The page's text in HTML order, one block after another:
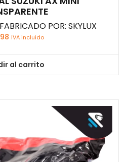
POR: SKYLUX
IVA incluido
al carrito